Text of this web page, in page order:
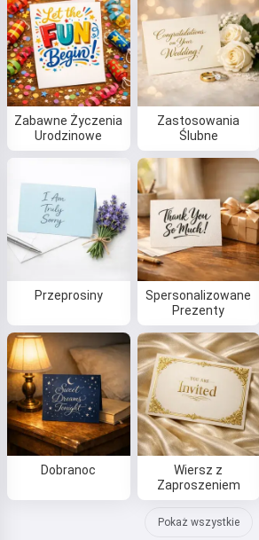
Zabawne Życzenia
Urodzinowe
Zastosowania
Ślubne
Przeprosiny
Spersonalizowane
Prezenty
Dobranoc
Wiersz z
Zaproszeniem
Pokaż wszystkie